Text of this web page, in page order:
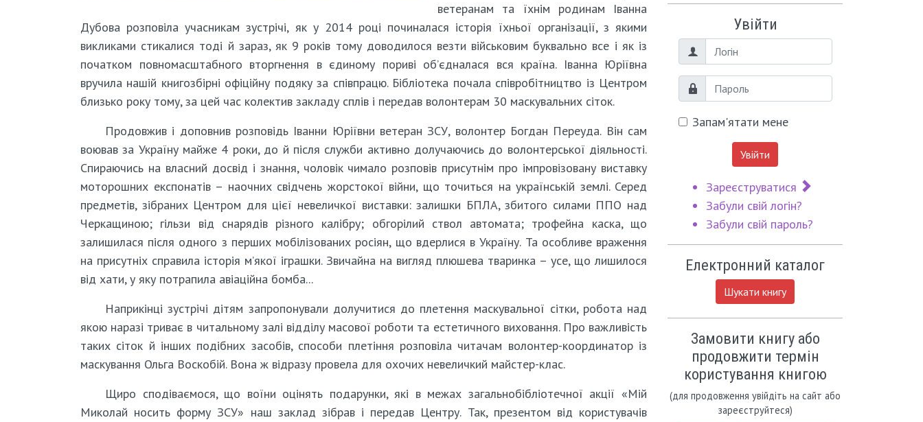
ветеранам та їхнім родинам Іванна
Дубова розповіла учасникам зустрічі, як у 2014 році починалася історія їхньої організації, з якими
викликами стикалися тоді й зараз, як 9 років тому доводилося везти військовим буквально все і як із
початком повномасштабного вторгнення в єдиному пориві об’єдналася вся країна. Іванна Юріївна
вручила нашій книгозбірні офіційну подяку за співпрацю. Бібліотека почала співробітництво із Центром
близько року тому, за цей час колектив закладу сплів і передав волонтерам 30 маскувальних сіток.
Продовжив і доповнив розповідь Іванни Юріївни ветеран ЗСУ, волонтер Богдан Переуда. Він сам
воював за Україну майже 4 роки, до й після служби активно долучаючись до волонтерської діяльності.
Спираючись на власний досвід і знання, чоловік чимало розповів присутнім про імпровізовану виставку
моторошних експонатів – наочних свідчень жорстокої війни, що точиться на українській землі. Серед
предметів, зібраних Центром для цієї невеличкої виставки: залишки БПЛА, збитого силами ППО над
Черкащиною; гільзи від снарядів різного калібру; обгорілий ствол автомата; трофейна каска, що
залишилася після одного з перших мобілізованих росіян, що вдерлися в Україну. Та особливе враження
на присутніх справила історія м’якої іграшки. Звичайна на вигляд плюшева тваринка – усе, що лишилося
від хати, у яку потрапила авіаційна бомба...
Наприкінці зустрічі дітям запропонували долучитися до плетення маскувальної сітки, робота над
якою наразі триває в читальному залі відділу масової роботи та естетичного виховання. Про важливість
таких сіток й інших подібних засобів, способи плетіння розповіла читачам волонтер-координатор із
маскування Ольга Воскобій. Вона ж відразу провела для охочих невеличкий майстер-клас.
Щиро сподіваємося, що воїни оцінять подарунки, які в межах загальнобібліотечної акції «Мій
Миколай носить форму ЗСУ» наш заклад зібрав і передав Центру. Так, презентом від користувачів
Увійти
Логін
Пароль
Запам'ятати мене
Увійти
Зареєструватися
Забули свій логін?
Забули свій пароль?
Електронний каталог
Шукати книгу
Замовити книгу або
продовжити термін
користування книгою
(для продовження увійдіть на сайт або
зареєструйтеся)